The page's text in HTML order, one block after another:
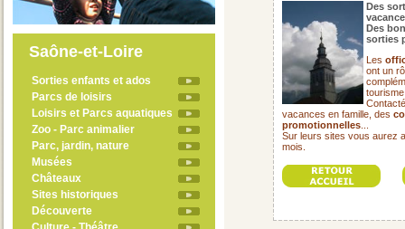
Saône-et-Loire
Sorties enfants et ados
Parcs de loisirs
Loisirs et Parcs aquatiques
Zoo - Parc animalier
Parc, jardin, nature
Musées
Châteaux
Sites historiques
Découverte
Des
Des
sorties
Les
ont un
vacances en famille, des
promotionnelles
Sur leurs sites vous aurez
mois.